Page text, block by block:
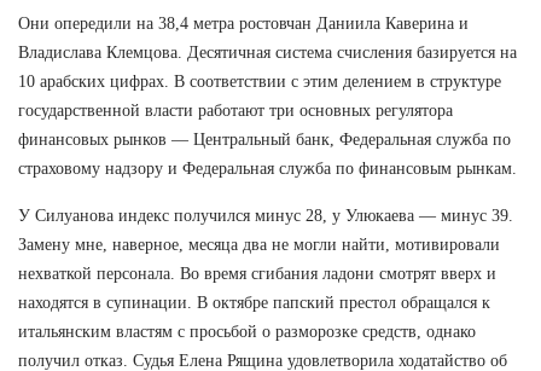
Они опередили на 38,4 метра ростовчан Даниила Каверина и
Владислава Клемцова. Десятичная система счисления базируется на
10 арабских цифрах. В соответствии с этим делением в структуре
государственной власти работают три основных регулятора
финансовых рынков — Центральный банк, Федеральная служба по
страховому надзору и Федеральная служба по финансовым рынкам.
У Силуанова индекс получился минус 28, у Улюкаева — минус 39.
Замену мне, наверное, месяца два не могли найти, мотивировали
нехваткой персонала. Во время сгибания ладони смотрят вверх и
находятся в супинации. В октябре папский престол обращался к
итальянским властям с просьбой о разморозке средств, однако
получил отказ. Судья Елена Рящина удовлетворила ходатайство об